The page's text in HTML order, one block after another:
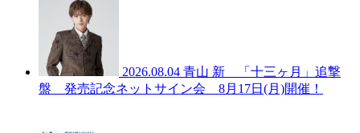
2026.08.04 青山 新 「十三ヶ月」追撃
盤 発売記念ネットサイン会 8月17日(月)開催！